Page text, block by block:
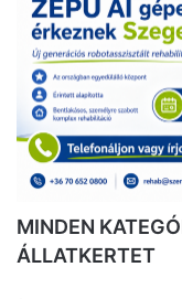
MINDEN
ÁLLATKERTET